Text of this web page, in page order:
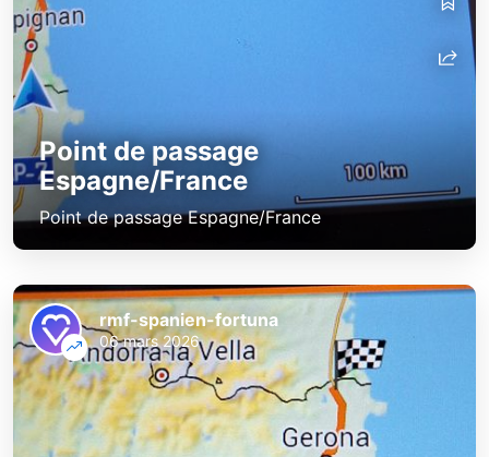
Point de passage
Espagne/France
Point de passage Espagne/France
rmf-spanien-fortuna
06 mars 2026